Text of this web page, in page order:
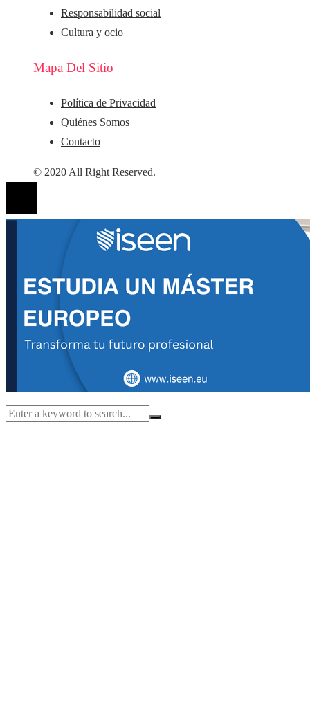
Responsabilidad social
Cultura y ocio
Mapa Del Sitio
Política de Privacidad
Quiénes Somos
Contacto
© 2020 All Right Reserved.